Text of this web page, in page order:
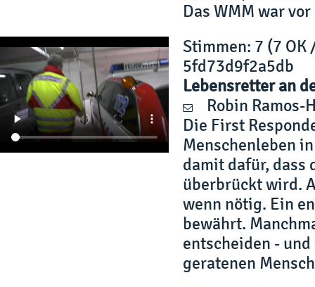
Das WMM war
Stimmen: 7 (7 OK
5fd73d9f2a5db
Lebensretter an
Robin Ramos-
Die First
Menschenleben
damit dafür, dass
überbrückt wird.
wenn nötig. Ein
bewährt.
entscheiden -
geratenen